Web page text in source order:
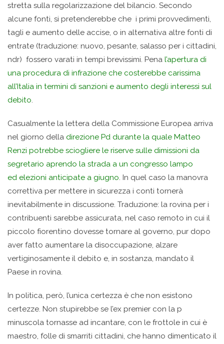
stretta sulla regolarizzazione del bilancio. Secondo
alcune fonti, si pretenderebbe che i primi provvedimenti,
tagli e aumento delle accise, o in alternativa altre fonti di
entrate (traduzione: nuovo, pesante, salasso per i cittadini,
ndr) fossero varati in tempi brevissimi. Pena l’apertura di
una procedura di infrazione che costerebbe carissima
all’Italia in termini di sanzioni e aumento degli interessi sul
debito
Casualmente la lettera della Commissione Europea arriva
nel giorno della direzione Pd durante la quale Matteo
Renzi potrebbe sciogliere le riserve sulle dimissioni da
segretario aprendo la strada a un congresso lampo
ed elezioni anticipate a giugno . In quel caso la manovra
correttiva per mettere in sicurezza i conti tornerà
inevitabilmente in discussione. Traduzione: la rovina per i
contribuenti sarebbe assicurata, nel caso remoto in cui il
piccolo fiorentino dovesse tornare al governo, pur dopo
aver fatto aumentare la disoccupazione, alzare
vertiginosamente il debito e, in sostanza, mandato il
Paese in rovina.
In politica, però, l’unica certezza è che non esistono
certezze. Non stupirebbe se l’ex premier con la p
minuscola tornasse ad incantare, con le frottole in cui è
maestro, folle di smarriti cittadini, che hanno dimenticato il